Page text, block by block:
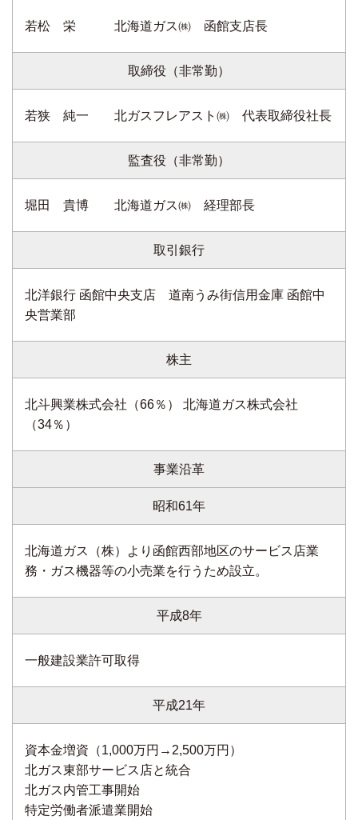
若松 栄 北海道ガス㈱ 函館支店長
取締役（非常勤）
若狭 純一 北ガスフレアスト㈱ 代表取締役社長
監査役（非常勤）
堀田 貴博 北海道ガス㈱ 経理部長
取引銀行
北洋銀行 函館中央支店 道南うみ街信用金庫 函館中
央営業部
株主
北斗興業株式会社（66％） 北海道ガス株式会社
（34％）
事業沿革
昭和61年
北海道ガス（株）より函館西部地区のサービス店業
務・ガス機器等の小売業を行うため設立。
平成8年
一般建設業許可取得
平成21年
資本金増資（1,000万円→2,500万円）
北ガス東部サービス店と統合
北ガス内管工事開始
特定労働者派遣業開始